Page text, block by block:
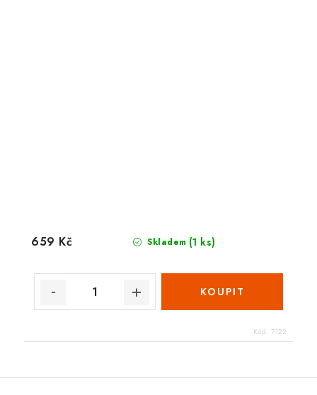
Skladem (1 ks)
659 Kč
Kód: 7122